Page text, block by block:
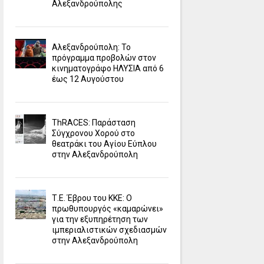
Αλεξανδρούπολης
Αλεξανδρούπολη: Το
πρόγραμμα προβολών στον
κινηματογράφο ΗΛΥΣΙΑ από 6
έως 12 Αυγούστου
ΤhRACES: Παράσταση
Σύγχρονου Χορού στο
θεατράκι του Αγίου Εύπλου
στην Αλεξανδρούπολη
Τ.Ε. Έβρου του ΚΚΕ: Ο
πρωθυπουργός «καμαρώνει»
για την εξυπηρέτηση των
ιμπεριαλιστικών σχεδιασμών
στην Αλεξανδρούπολη